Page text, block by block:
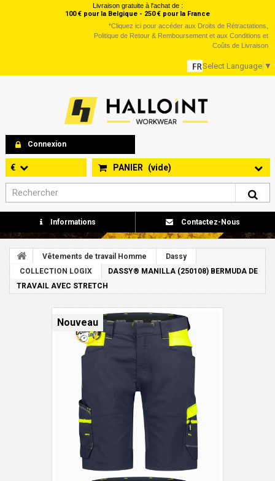
Livraison gratuite à l'achat de :
100 € pour la Belgique - 250 € pour la France
*Cliquez ici pour accéder aux Droits de Rétractations,
Politique de Retour & Remboursement et aux Conditions et
Coûts de Livraison
Select Language ▼
Connexion
PANIER (vide)
€
Informations Contactez-Nous
Vêtements de travail Homme
Dassy
COLLECTION LOGIX
DASSY® MANILLA (250108) BERMUDA DE
TRAVAIL AVEC STRETCH
Nouveau